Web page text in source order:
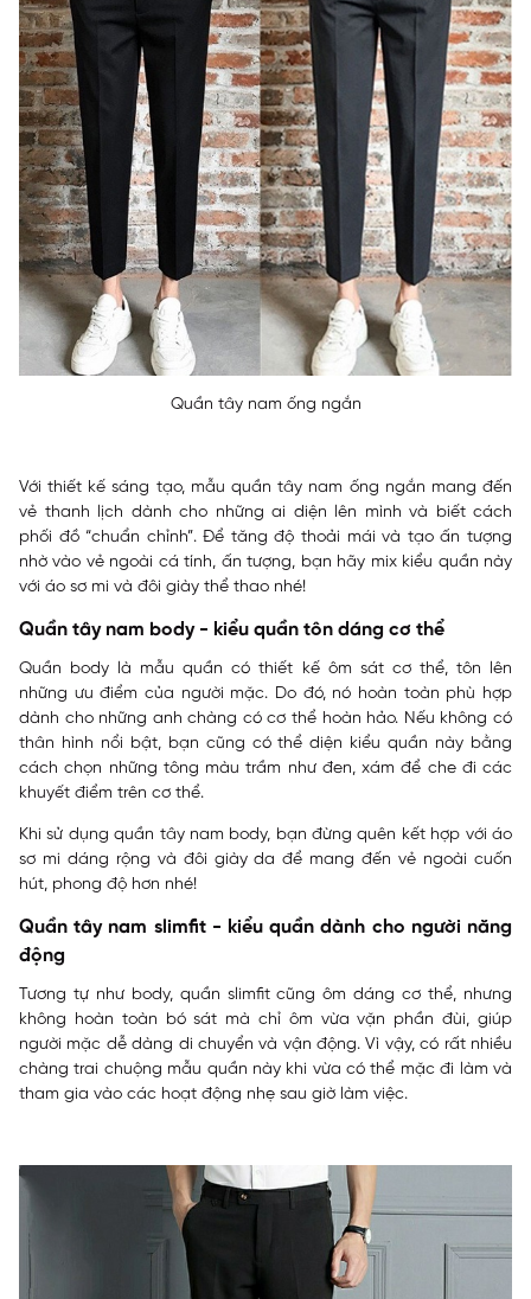
Quần tây nam ống ngắn
Với thiết kế sáng tạo, mẫu quần tây nam ống ngắn mang đến
vẻ thanh lịch dành cho những ai diện lên mình và biết cách
phối đồ “chuẩn chỉnh”. Để tăng độ thoải mái và tạo ấn tượng
nhờ vào vẻ ngoài cá tính, ấn tượng, bạn hãy mix kiểu quần này
với áo sơ mi và đôi giày thể thao nhé!
Quần tây nam body - kiểu quần tôn dáng cơ thể
Quần body là mẫu quần có thiết kế ôm sát cơ thể, tôn lên
những ưu điểm của người mặc. Do đó, nó hoàn toàn phù hợp
dành cho những anh chàng có cơ thể hoàn hảo. Nếu không có
thân hình nổi bật, bạn cũng có thể diện kiểu quần này bằng
cách chọn những tông màu trầm như đen, xám để che đi các
khuyết điểm trên cơ thể.
Khi sử dụng quần tây nam body, bạn đừng quên kết hợp với áo
sơ mi dáng rộng và đôi giày da để mang đến vẻ ngoài cuốn
hút, phong độ hơn nhé!
Quần tây nam slimfit - kiểu quần dành cho người năng
động
Tương tự như body, quần slimfit cũng ôm dáng cơ thể, nhưng
không hoàn toàn bó sát mà chỉ ôm vừa vặn phần đùi, giúp
người mặc dễ dàng di chuyển và vận động. Vì vậy, có rất nhiều
chàng trai chuộng mẫu quần này khi vừa có thể mặc đi làm và
tham gia vào các hoạt động nhẹ sau giờ làm việc.